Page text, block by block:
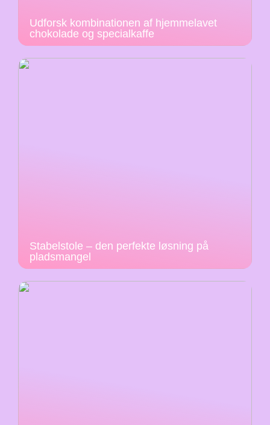
Udforsk kombinationen af hjemmelavet
chokolade og specialkaffe
Stabelstole – den perfekte løsning på
pladsmangel